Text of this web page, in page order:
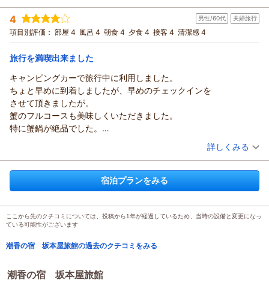
宿泊時期： 2026年02月宿泊 (夫婦旅行)
投稿者： akikiさん (男性/60代)
宿泊プラン： 特選かにフルコース＋舟盛・あわび付 和室
朝/個室利用
夕/個室利用
宿泊価格帯： 29,001～30,000円(大人一人あたり/税込)
潮香の宿 坂本屋旅館からの返信
当館に御利用頂きありがとうございました。
船盛やサービスの評価ありがとうございます。
かにのお値段は毎年の変動があり、成るべくお客様にリーズナ
ブルに提供出来る様、
また是非機会があるのでしたら当館をご利用下さいませ。
宜しくお願い致します。
4 男性/60代 夫婦旅行
項目別評価： 部屋 4 風呂 4 朝食 4 夕食 4 接客 4 清潔感 4
旅行を満喫出来ました
キャンピングカーで旅行中に利用しました。
ちょと早めに到着しましたが、早めのチェックインを
させて頂きましたが。
蟹のフルコースも美味しくいただきました。
特に蟹鍋が絶品でした。
（投稿日：2026/01/08）
宿泊時期： 2025年12月宿泊 (夫婦旅行)
投稿者： ひまわりさん(男性/60代)
特選ずわいがにフルコース 和室
この度は当館をご利用頂きありがとうございました。
まして、
詳しくみる
宿泊プランをみる
ここから先のクチコミについては、投稿から1年が経過しているため、当時の設備と変更になっ
ている可能性がございます
潮香の宿 坂本屋旅館の過去のクチコミをみる
潮香の宿 坂本屋旅館